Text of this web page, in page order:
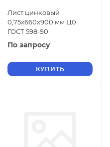
Лист цинковый
0,75х660х900 мм Ц0
ГОСТ 598-90
По запросу
КУПИТЬ